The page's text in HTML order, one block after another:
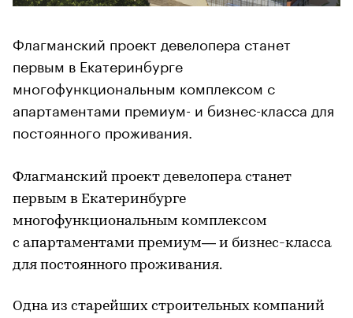
Флагманский проект девелопера станет
первым в Екатеринбурге
многофункциональным комплексом с
апартаментами премиум- и бизнес-класса для
постоянного проживания.
Флагманский проект девелопера станет
первым в Екатеринбурге
многофункциональным комплексом
с апартаментами премиум— и бизнес-класса
для постоянного проживания.
Одна из старейших строительных компаний